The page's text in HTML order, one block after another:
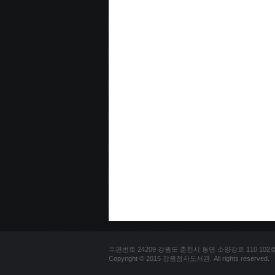
우편번호 24209 강원도 춘천시 동면 소양강로 110 102
Copyright © 2015 강원점자도서관. All rights reserved.